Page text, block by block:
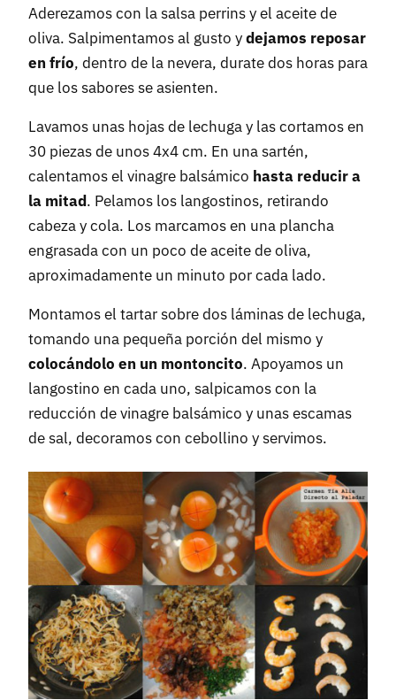
Aderezamos con la salsa perrins y el aceite de
oliva. Salpimentamos al gusto ydejamos reposar
en frío, dentro de la nevera, durate dos horas para
que los sabores se asienten.
Lavamos unas hojas de lechuga y las cortamos en
30 piezas de unos 4x4 cm. En una sartén,
calentamos el vinagre balsámico hasta reducir a
la mitad. Pelamos los langostinos, retirando
cabeza y cola. Los marcamos en una plancha
engrasada con un poco de aceite de oliva,
aproximadamente un minuto por cada lado.
Montamos el tartar sobre dos láminas de lechuga,
tomando una pequeña porción del mismo y
colocándolo en un montoncito. Apoyamos un
langostino en cada uno, salpicamos con la
reducción de vinagre balsámico y unas escamas
de sal, decoramos con cebollino y servimos.